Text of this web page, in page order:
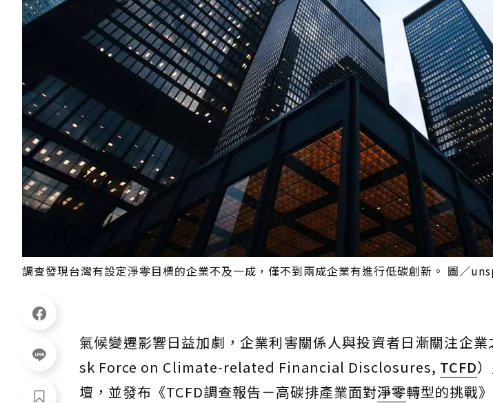
調查發現台灣有設定淨零目標的企業不及一成，僅不到兩成企業有進行低碳創新。 圖／
氣候變遷影響日益加劇，企業利害關係人與投資者日漸關注企
sk Force on Climate-related Financial Disclosures, TCFD
壇，並發布《TCFD調查報告－高碳排產業面對淨零轉型的挑戰》